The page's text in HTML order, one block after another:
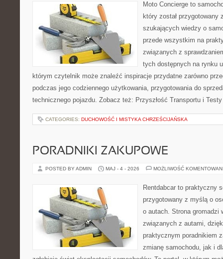
Moto Concierge to
który został przygotowany
szukających wiedzy o
przede wszystkim na
związanych z
tych dostępnych na rynku
którym czytelnik może znaleźć inspiracje przydatne zarówno
podczas jego codziennego użytkowania, przygotowania do
technicznego pojazdu. Zobacz też: Przyszłość Transportu i
CATEGORIES: DUCHOWOŚĆ I MISTYKA CHRZEŚCIJAŃSKA
PORADNIKI ZAKUPOWE
POSTED BY ADMIN MAJ - 4 - 2026 MOŻLIWOŚĆ
Rentdabcar to praktyczny
przygotowany z myślą o
o autach. Strona gromadzi
związanych z autami,
praktycznym poradnikiem
zmianę samochodu, jak i